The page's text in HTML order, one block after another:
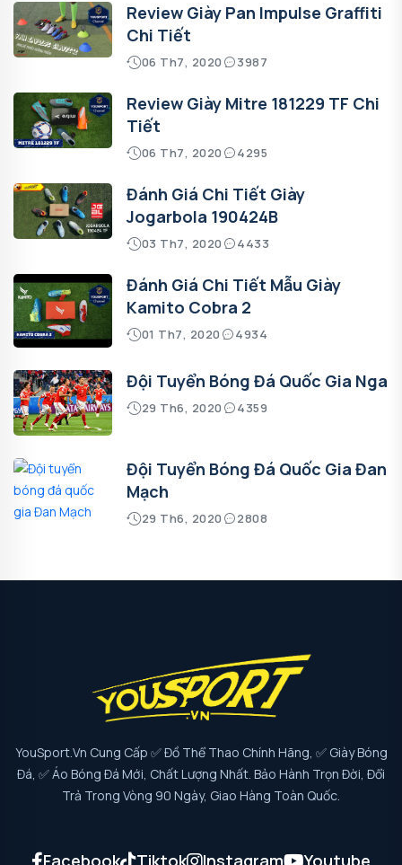
Review Giày Pan Impulse Graffiti
Chi Tiết
06 Th7, 2020 3987
Review Giày Mitre 181229 TF Chi
Tiết
06 Th7, 2020 4295
Đánh Giá Chi Tiết Giày
Jogarbola 190424B
03 Th7, 2020 4433
Đánh Giá Chi Tiết Mẫu Giày
Kamito Cobra 2
01 Th7, 2020 4934
Đội Tuyển Bóng Đá Quốc Gia Nga
29 Th6, 2020 4359
Đội Tuyển Bóng Đá Quốc Gia Đan
Mạch
29 Th6, 2020 2808
YouSport.vn Cung Cấp ✅ Đồ Thể Thao Chính Hãng, ✅ Giày Bóng
Đá, ✅ Áo Bóng Đá Mới, Chất Lượng Nhất. Bảo Hành Trọn Đời, Đổi
Trả Trong Vòng 90 Ngày, Giao Hàng Toàn Quốc.
Facebook Tiktok Instagram Youtube